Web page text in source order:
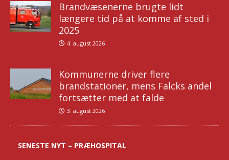
Brandvæsenerne brugte lidt
længere tid på at komme af sted i
2025
4. august 2026
Kommunerne driver flere
brandstationer, mens Falcks andel
fortsætter med at falde
3. august 2026
SENESTE NYT – PRÆHOSPITAL